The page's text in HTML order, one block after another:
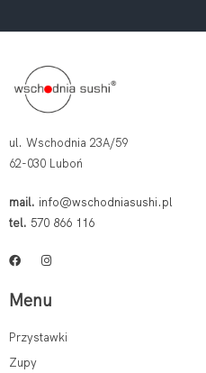
ul. Wschodnia 23A/59
62-030 Luboń
mail. info@wschodniasushi.pl
tel. 570 866 116
Menu
Przystawki
Zupy